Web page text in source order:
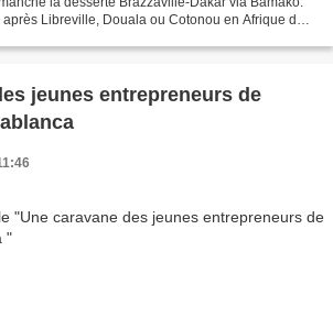
Libreville, Douala ou Cotonou en Afrique de
jeunes entrepreneurs de